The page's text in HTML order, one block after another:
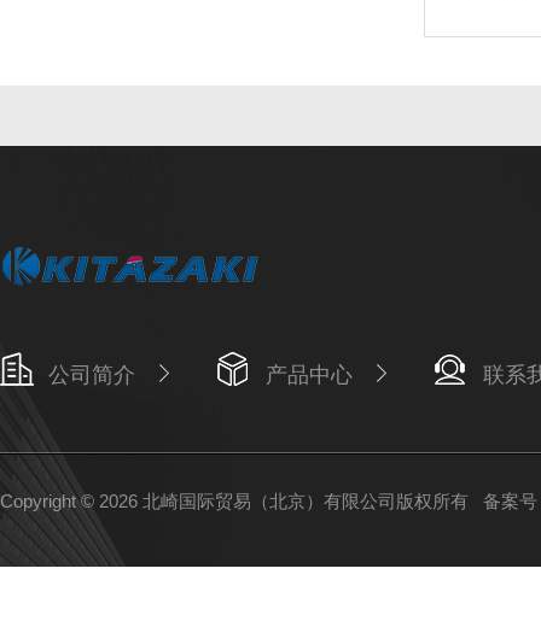
公司简介 产品中心 联系
Copyright © 2026 北崎国际贸易（北京）有限公司版权所有 备案号